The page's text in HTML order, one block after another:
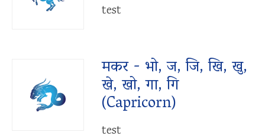
test
मकर - भो, ज, जि, खि, खु,
खे, खो, गा, गि
(Capricorn)
test